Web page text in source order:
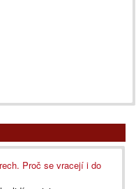
Proč se vracejí i do